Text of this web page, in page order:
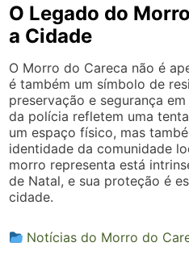
O Legado do
a Cidade
O Morro do Careca não é
é também um símbolo de
preservação e segurança
da polícia refletem uma
um espaço físico, mas
identidade da comunidade
morro representa está
de Natal, e sua proteção é
cidade.
Notícias do Morro do